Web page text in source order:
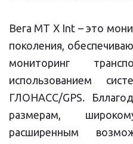
Вега МТ X Int – это
поколения,
мониторинг
использованием
ГЛОНАСС/GPS.
размерам,
расширенным